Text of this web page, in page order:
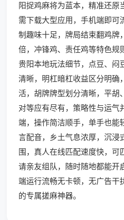
阳捉鸡麻将为蓝本，精准还原
需下载大型应用，手机端即可
制趣味十足，牌局结束翻鸡牌
倍，冲锋鸡、责任鸡等特色规
贵阳本地玩法细节，点豆、闷
清晰，明杠暗杠收益区分明确
活，胡牌牌型划分清晰，平胡
对等应有尽有，策略性与运气
端，操作简洁顺手，单手也能
言配音，乡土气息浓厚，沉浸
围，真人在线匹配速度快，可
请亲友组队，随时随地都能开
端运行流畅无卡顿，无广告干
的专属搓麻神器。